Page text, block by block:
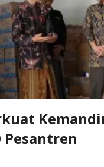
Pesantren